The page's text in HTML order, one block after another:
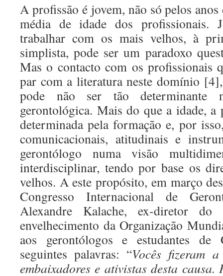
A profissão é jovem, não só pelos
média de idade dos profissionais.
trabalhar com os mais velhos, à
simplista, pode ser um paradoxo
Mas o contacto com os profissionais
par com a literatura neste domínio
pode não ser tão determinante
gerontológica. Mais do que a idade, a
determinada pela formação e, por
comunicacionais, atitudinais e
gerontólogo numa visão
interdisciplinar, tendo por base os
velhos. A este propósito, em março
Congresso Internacional de
Alexandre Kalache, ex-diretor
envelhecimento da Organização
aos gerontólogos e estudantes de
seguintes palavras: “Vocês fizeram
embaixadores e ativistas desta